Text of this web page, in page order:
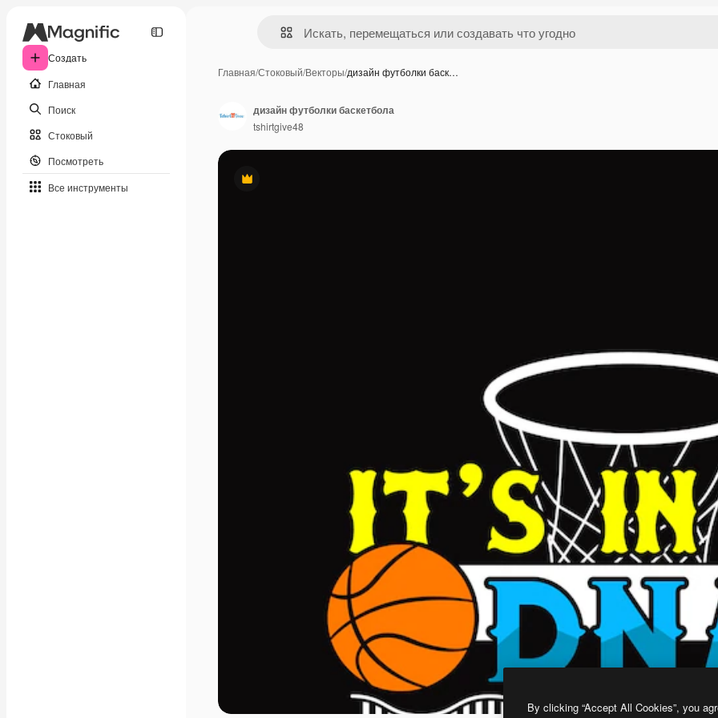
Создать
Главная
Поиск
Стоковый
Посмотреть
Все инструменты
Главная/Стоковый/Векторы/дизайн футболки баск…
Премиум
дизайн футболки баскетбола
tshirtgive48
By clicking “Accept All Cookies”, you